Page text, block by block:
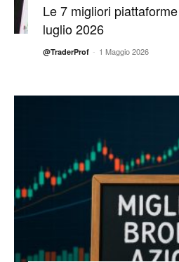
Le 7 migliori
luglio 2026
@TraderProf - 1 Maggio 2026